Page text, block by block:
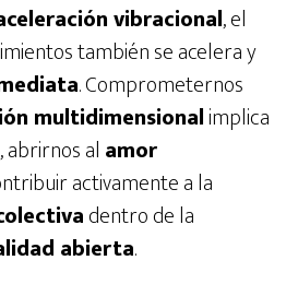
vibracional, el
también se acelera y
. Comprometernos
multidimensionalimplica
abrirnos al amor
activamente a la
dentro de la
abierta.